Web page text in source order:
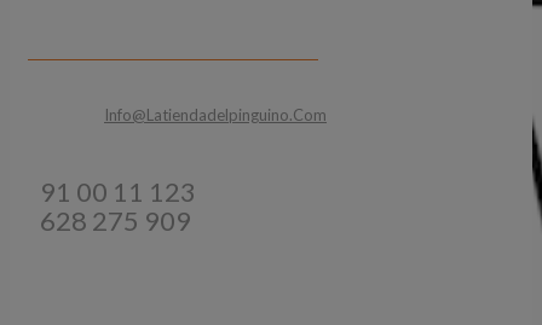
Info@latiendadelpinguino.com
91 00 11 123
628 275 909